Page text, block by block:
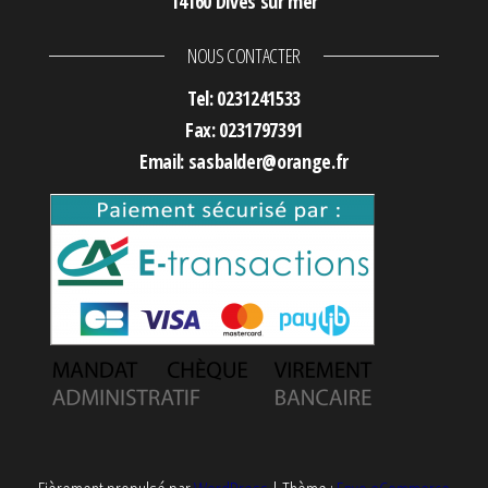
NOUS CONTACTER
Tel: 0231241533
Fax: 0231797391
Email: sasbalder@orange.fr